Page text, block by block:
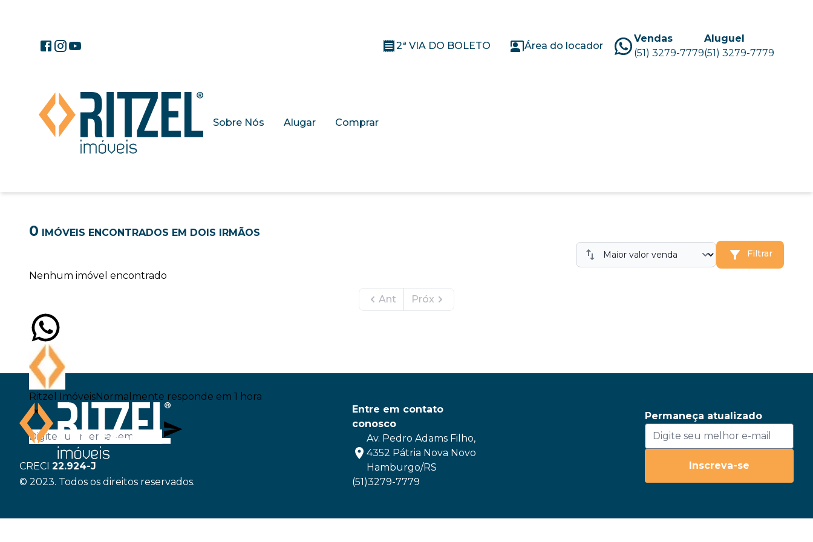
2ª VIA DO BOLETO Área do locador
Vendas
(51) 3279-7779
Aluguel
(51) 3279-7779
Sobre Nós Alugar Comprar
0 IMÓVEIS ENCONTRADOS EM DOIS IRMÃOS
Filtrar
Nenhum imóvel encontrado
Ant Próx
Ritzel ImóveisNormalmente responde em 1 hora
CRECI 22.924-J
© 2023. Todos os direitos reservados.
Entre em contato
conosco
Av. Pedro Adams Filho,
4352 Pátria Nova Novo
Hamburgo/RS
(51)3279-7779
Permaneça atualizado
Inscreva-se